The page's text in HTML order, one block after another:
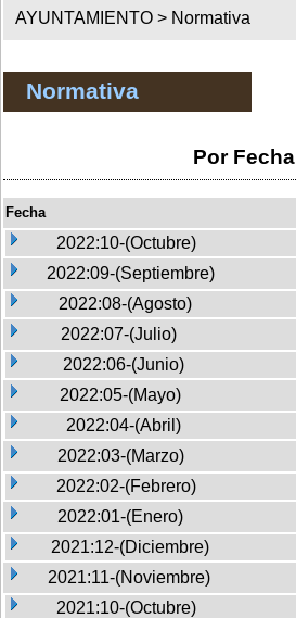
AYUNTAMIENTO > Normativa
Normativa
Por Fecha
Fecha
2022:10-(Octubre)
2022:09-(Septiembre)
2022:08-(Agosto)
2022:07-(Julio)
2022:06-(Junio)
2022:05-(Mayo)
2022:04-(Abril)
2022:03-(Marzo)
2022:02-(Febrero)
2022:01-(Enero)
2021:12-(Diciembre)
2021:11-(Noviembre)
2021:10-(Octubre)